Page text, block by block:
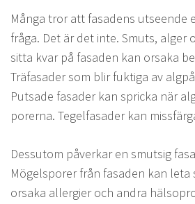
Många tror att fasadens utseende
fråga. Det är det inte. Smuts, alger
sitta kvar på fasaden kan orsaka
Träfasader som blir fuktiga av
Putsade fasader kan spricka när
porerna. Tegelfasader kan
Dessutom påverkar en smutsig
Mögelsporer från fasaden kan leta
orsaka allergier och andra